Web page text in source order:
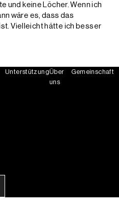
und keine Löcher. Wenn ich
wäre es, dass das
Vielleicht hätte ich besser
UnterstützungÜber
uns
Gemeinschaft